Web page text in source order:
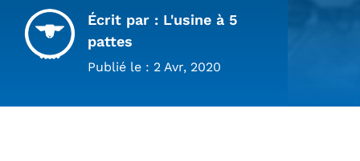
Écrit par : L'usine à 5
pattes
Publié le : 2 Avr, 2020